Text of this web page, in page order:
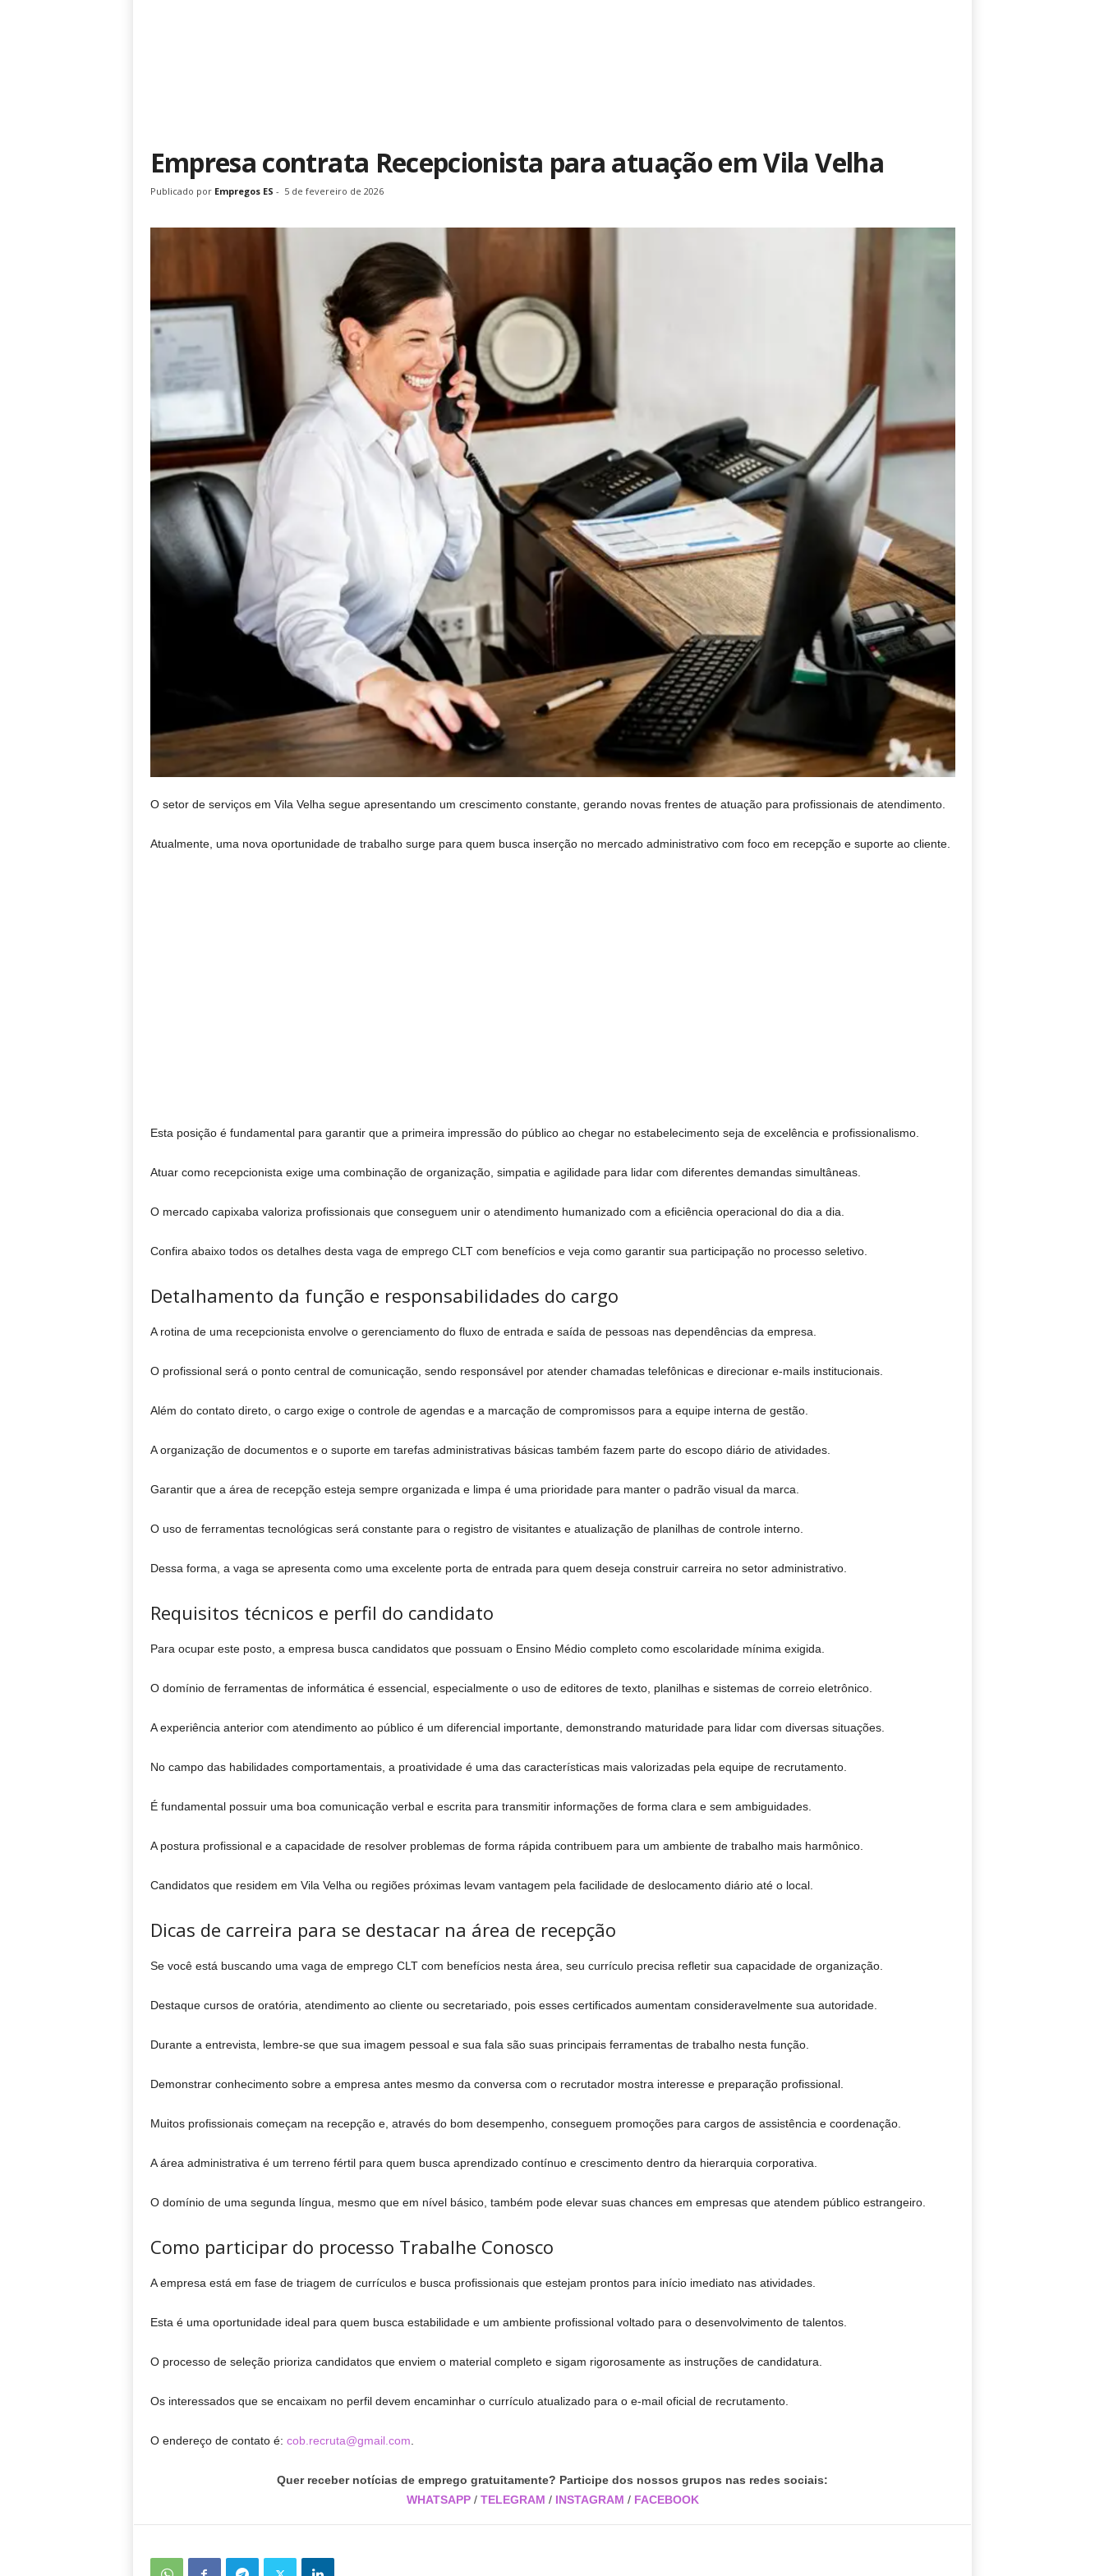
Empresa contrata Recepcionista para atuação em Vila Velha
Publicado por Empregos ES - 5 de fevereiro de 2026
O setor de serviços em Vila Velha segue apresentando um crescimento constante, gerando novas frentes de atuação para profissionais de atendimento.
Atualmente, uma nova oportunidade de trabalho surge para quem busca inserção no mercado administrativo com foco em recepção e suporte ao cliente.
Esta posição é fundamental para garantir que a primeira impressão do público ao chegar no estabelecimento seja de excelência e profissionalismo.
Atuar como recepcionista exige uma combinação de organização, simpatia e agilidade para lidar com diferentes demandas simultâneas.
O mercado capixaba valoriza profissionais que conseguem unir o atendimento humanizado com a eficiência operacional do dia a dia.
Confira abaixo todos os detalhes desta vaga de emprego CLT com benefícios e veja como garantir sua participação no processo seletivo.
Detalhamento da função e responsabilidades do cargo
A rotina de uma recepcionista envolve o gerenciamento do fluxo de entrada e saída de pessoas nas dependências da empresa.
O profissional será o ponto central de comunicação, sendo responsável por atender chamadas telefônicas e direcionar e-mails institucionais.
Além do contato direto, o cargo exige o controle de agendas e a marcação de compromissos para a equipe interna de gestão.
A organização de documentos e o suporte em tarefas administrativas básicas também fazem parte do escopo diário de atividades.
Garantir que a área de recepção esteja sempre organizada e limpa é uma prioridade para manter o padrão visual da marca.
O uso de ferramentas tecnológicas será constante para o registro de visitantes e atualização de planilhas de controle interno.
Dessa forma, a vaga se apresenta como uma excelente porta de entrada para quem deseja construir carreira no setor administrativo.
Requisitos técnicos e perfil do candidato
Para ocupar este posto, a empresa busca candidatos que possuam o Ensino Médio completo como escolaridade mínima exigida.
O domínio de ferramentas de informática é essencial, especialmente o uso de editores de texto, planilhas e sistemas de correio eletrônico.
A experiência anterior com atendimento ao público é um diferencial importante, demonstrando maturidade para lidar com diversas situações.
No campo das habilidades comportamentais, a proatividade é uma das características mais valorizadas pela equipe de recrutamento.
É fundamental possuir uma boa comunicação verbal e escrita para transmitir informações de forma clara e sem ambiguidades.
A postura profissional e a capacidade de resolver problemas de forma rápida contribuem para um ambiente de trabalho mais harmônico.
Candidatos que residem em Vila Velha ou regiões próximas levam vantagem pela facilidade de deslocamento diário até o local.
Dicas de carreira para se destacar na área de recepção
Se você está buscando uma vaga de emprego CLT com benefícios nesta área, seu currículo precisa refletir sua capacidade de organização.
Destaque cursos de oratória, atendimento ao cliente ou secretariado, pois esses certificados aumentam consideravelmente sua autoridade.
Durante a entrevista, lembre-se que sua imagem pessoal e sua fala são suas principais ferramentas de trabalho nesta função.
Demonstrar conhecimento sobre a empresa antes mesmo da conversa com o recrutador mostra interesse e preparação profissional.
Muitos profissionais começam na recepção e, através do bom desempenho, conseguem promoções para cargos de assistência e coordenação.
A área administrativa é um terreno fértil para quem busca aprendizado contínuo e crescimento dentro da hierarquia corporativa.
O domínio de uma segunda língua, mesmo que em nível básico, também pode elevar suas chances em empresas que atendem público estrangeiro.
Como participar do processo Trabalhe Conosco
A empresa está em fase de triagem de currículos e busca profissionais que estejam prontos para início imediato nas atividades.
Esta é uma oportunidade ideal para quem busca estabilidade e um ambiente profissional voltado para o desenvolvimento de talentos.
O processo de seleção prioriza candidatos que enviem o material completo e sigam rigorosamente as instruções de candidatura.
Os interessados que se encaixam no perfil devem encaminhar o currículo atualizado para o e-mail oficial de recrutamento.
O endereço de contato é: cob.recruta@gmail.com
Quer receber notícias de emprego gratuitamente? Participe dos nossos grupos nas redes sociais:
WHATSAPP/ TELEGRAM / INSTAGRAM / FACEBOOK